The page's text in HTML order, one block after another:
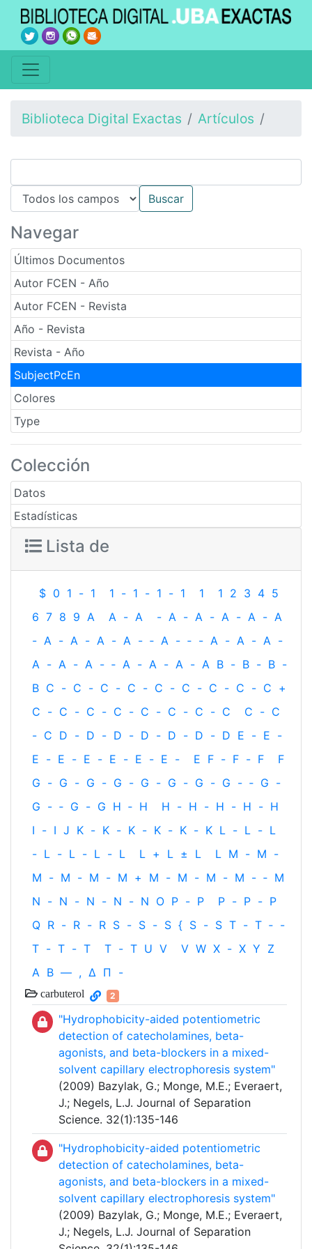
Biblioteca Digital Exactas Artículos
Navegar
Últimos Documentos
Autor FCEN - Año
Autor FCEN - Revista
Año - Revista
Revista - Año
SubjectPcEn
Colores
Type
Colección
Datos
Estadísticas
Lista de
$ 0 1 - 1 1 - 1 - 1 - 1 1 1 2 3 4 5
6 7 8 9 A A - A - A - A - A - A - A
- A - A - A - A - ‐ A - ‐ - A - A - A -
A - A - A - ‐ A - A - A - A B - B - B -
B C - C - C - C - C - C - C - C - C +
C - C - C - C - C - C - C - C C - C
- C D - D - D - D - D - D - D E - E -
E - E - E - E - E - E - E F - F - F
F
G - G - G - G - G - G - G - G - ‐ G -
G - ‐ G - G H ‐ H H - H - H - H - H
I - I J K - K - K - K - K - K L - L - L
- L - L - L - L L + L ± L L M - M -
M - M - M - M + M - M - M - M - ‐ M
N - N - N - N - N O P - P P - P - P
Q R - R - R S - S - S { S - S T - T ‐ -
T - T - T T - T U V V W X - X Y Z
Α Β — , Δ Π -
carbuterol 2
"Hydrophobicity-aided potentiometric
detection of catecholamines, beta-
agonists, and beta-blockers in a mixed-
solvent capillary electrophoresis system"
(2009) Bazylak, G.; Monge, M.E.; Everaert,
J.; Negels, L.J. Journal of Separation
Science. 32(1):135-146
"Hydrophobicity-aided potentiometric
detection of catecholamines, beta-
agonists, and beta-blockers in a mixed-
solvent capillary electrophoresis system"
(2009) Bazylak, G.; Monge, M.E.; Everaert,
J.; Negels, L.J. Journal of Separation